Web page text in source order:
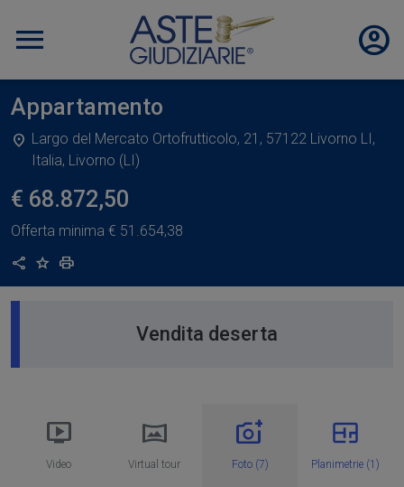
Appartamento
Largo del Mercato Ortofrutticolo, 21, 57122 Livorno LI,
Italia, Livorno (LI)
€ 68.872,50
Offerta minima € 51.654,38
CondividiAggiungi ai preferiti
Stampa
Vendita deserta
Video Virtual tour Foto (7) Planimetrie (1)